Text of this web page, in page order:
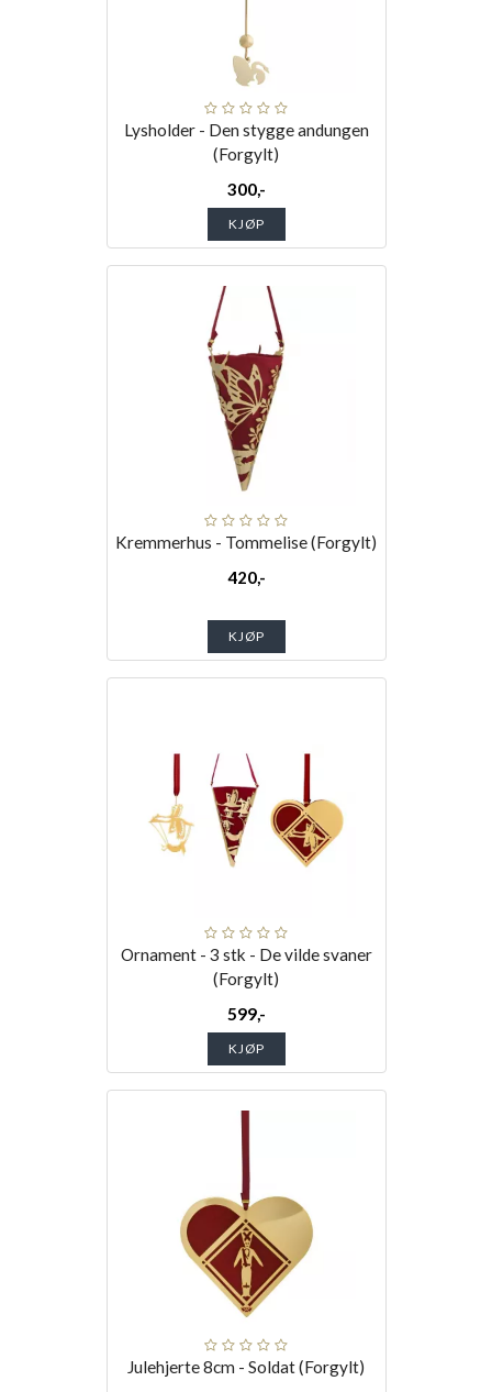
Lysholder - Den stygge andungen
(Forgylt)
300,-
KJØP
Kremmerhus - Tommelise (Forgylt)
420,-
KJØP
Ornament - 3 stk - De vilde svaner
(Forgylt)
599,-
KJØP
Julehjerte 8cm - Soldat (Forgylt)